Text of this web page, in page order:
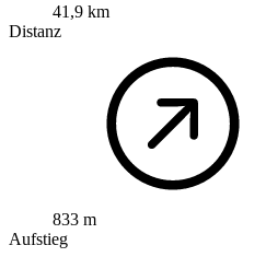
41,9 km
Distanz
833 m
Aufstieg